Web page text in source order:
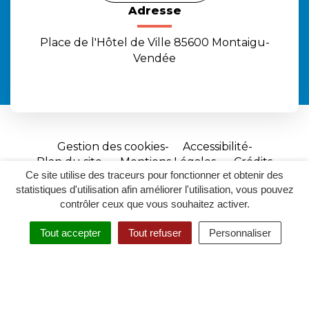
Ce site utilise des traceurs pour fonctionner et obtenir des
statistiques d'utilisation afin améliorer l'utilisation, vous pouvez
contrôler ceux que vous souhaitez activer.
Tout accepter Tout refuser Personnaliser
RECHERCHER
ACCESSIBILITÉ
Adresse
Place de l'Hôtel de Ville 85600 Montaigu-
Vendée
Gestion des cookies
Accessibilité
Plan du site
Mentions Légales
Crédits
Site
réalisé
par
Inovagora